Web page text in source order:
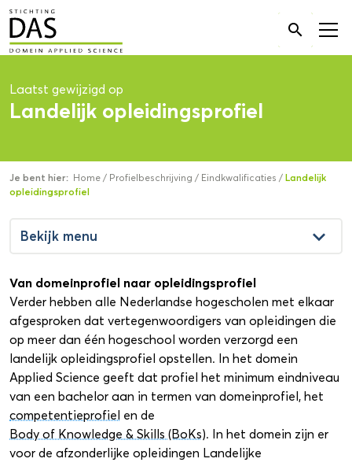
Zoek
naar:

Laatst gewijzigd op
Landelijk opleidingsprofiel
Je bent hier: Home / Profielbeschrijving / Eindkwalificaties / Landelijk
opleidingsprofiel
Van domeinprofiel naar opleidingsprofiel
Verder hebben alle Nederlandse hogescholen met elkaar
afgesproken dat vertegenwoordigers van opleidingen die
op meer dan één hogeschool worden verzorgd een
landelijk opleidingsprofiel opstellen. In het domein
Applied Science geeft dat profiel het minimum eindniveau
van een bachelor aan in termen van domeinprofiel, het
competentieprofiel en de
Body of Knowledge & Skills (BoKs). In het domein zijn er
voor de afzonderlijke opleidingen Landelijke
Bekijk menu keyboard_arrow_down